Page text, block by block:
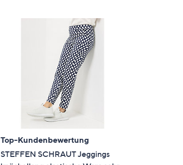
Top-Kundenbewertung
STEFFEN SCHRAUT Jeggings